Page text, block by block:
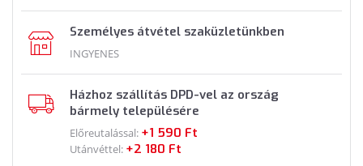
Személyes átvétel szaküzletünkben
INGYENES
Házhoz szállítás DPD-vel az ország
bármely településére
Előreutalással: +1 590 Ft
Utánvéttel: +2 180 Ft